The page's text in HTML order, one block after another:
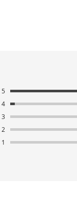
5
4
3
2
1